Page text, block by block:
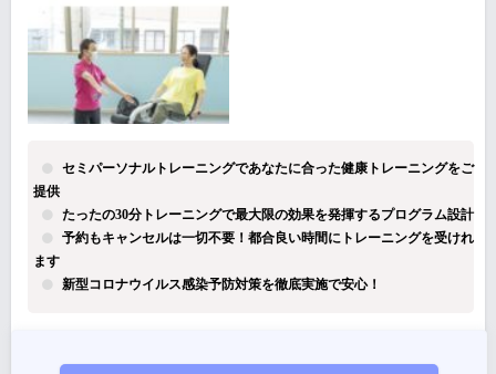
セミパーソナルトレーニングであなたに合った健康トレーニングをご
提供
たったの30分トレーニングで最大限の効果を発揮するプログラム設計
予約もキャンセルは一切不要！都合良い時間にトレーニングを受けれ
ます
新型コロナウイルス感染予防対策を徹底実施で安心！